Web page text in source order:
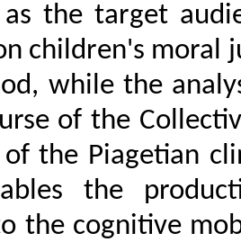
the target
children's moral
while the
of the
the Piagetian
the
the cognitive